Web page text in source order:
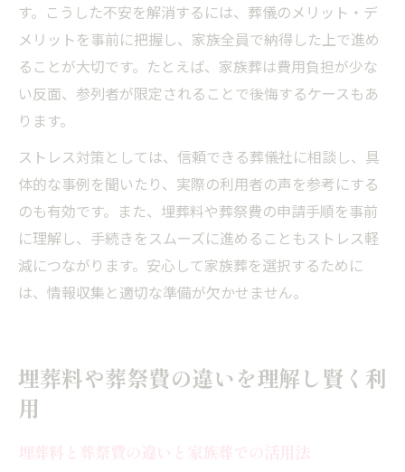
す。こうした不安を解消するには、葬儀のメリット・デ
メリットを事前に把握し、家族全員で納得した上で進め
ることが大切です。たとえば、家族葬は費用負担が少な
い反面、参列者が限定されることで後悔するケースもあ
ります。
ストレス対策としては、信頼できる葬儀社に相談し、具
体的な事例を聞いたり、実際の利用者の声を参考にする
のも有効です。また、埋葬料や葬祭費の申請手順を事前
に理解し、手続きをスムーズに進めることもストレス軽
減につながります。安心して家族葬を選択するために
は、情報収集と適切な準備が欠かせません。
埋葬料や葬祭費の違いを理解し賢く利
用